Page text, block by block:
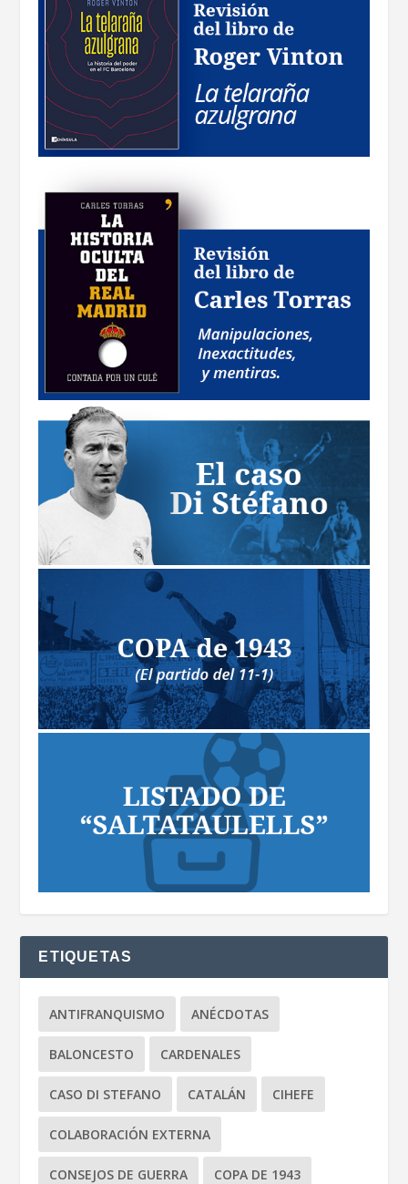
ETIQUETAS
ANTIFRANQUISMO ANÉCDOTAS
BALONCESTO CARDENALES
CASO DI STEFANO CATALÁN CIHEFE
COLABORACIÓN EXTERNA
CONSEJOS DE GUERRA COPA DE 1943